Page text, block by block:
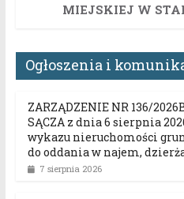
MIEJSKIEJ W
Ogłoszenia i
ZARZĄDZENIE NR 136/
SĄCZA z dnia 6 sierpnia
wykazu nieruchomości
do oddania w najem,
7 sierpnia 2026